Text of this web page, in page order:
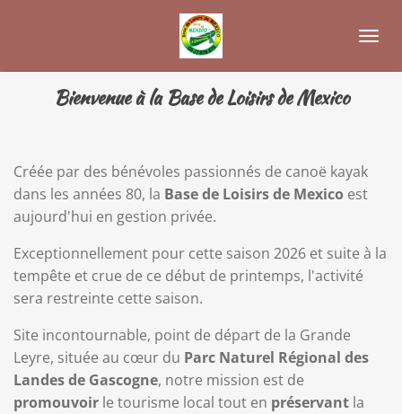
principalBienvenue à la Base de Loisirs de Mexico
Créée par des bénévoles passionnés de canoë kayak
dans les années 80, la Base de Loisirs de Mexico est
aujourd'hui en gestion privée.
Exceptionnellement pour cette saison 2026 et suite à la
tempête et crue de ce début de printemps, l'activité
sera restreinte cette saison.
Site incontournable, point de départ de la Grande
Leyre, située au cœur du Parc Naturel Régional des
Landes de Gascogne, notre mission est de
promouvoir le tourisme local tout en préservant la